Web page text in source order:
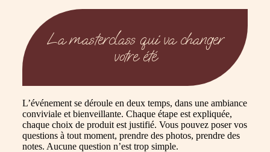
La masterclass qui va changer
votre été
L’événement se déroule en deux temps, dans une ambiance
conviviale et bienveillante. Chaque étape est expliquée,
chaque choix de produit est justifié. Vous pouvez poser vos
questions à tout moment, prendre des photos, prendre des
notes. Aucune question n’est trop simple.